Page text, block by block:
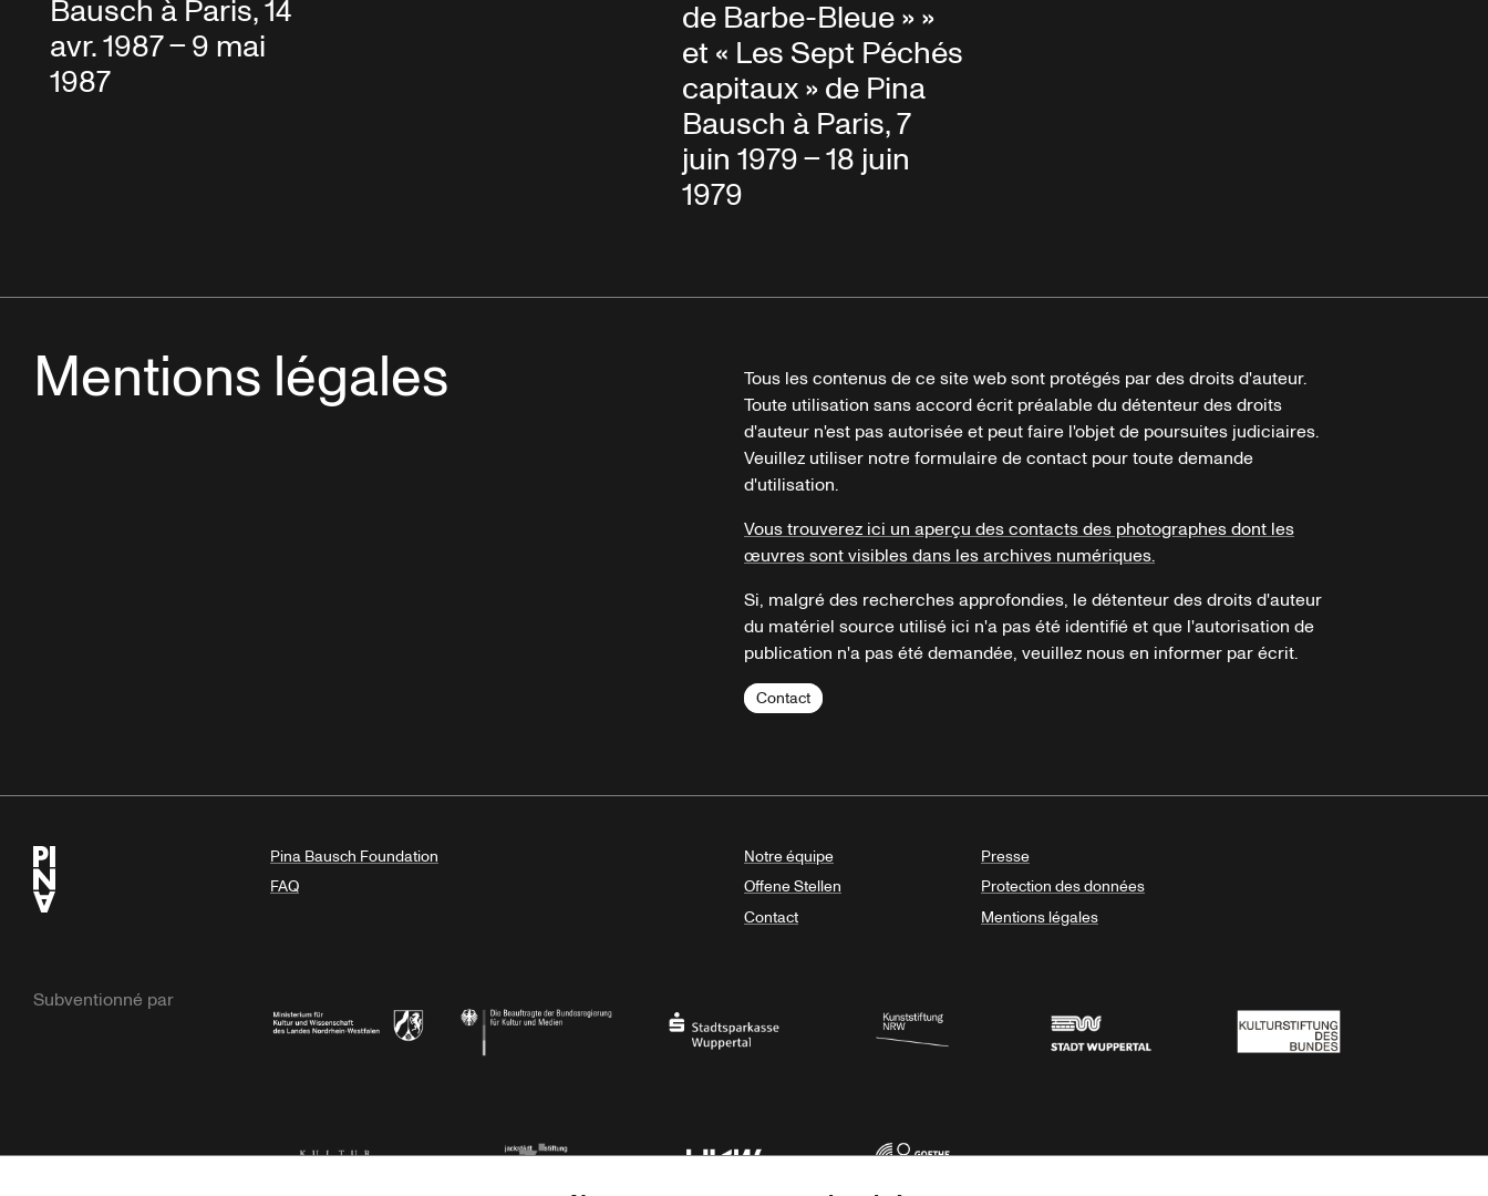
Bausch à Paris, 14
avr. 1987 – 9 mai
1987
de Barbe-Bleue » »
et « Les Sept Péchés
capitaux » de Pina
Bausch à Paris, 7
juin 1979 – 18 juin
1979
Mentions légales
Tous les contenus de ce site web sont protégés par des droits d'auteur.
Toute utilisation sans accord écrit préalable du détenteur des droits
d'auteur n'est pas autorisée et peut faire l'objet de poursuites judiciaires.
Veuillez utiliser notre formulaire de contact pour toute demande
d'utilisation.
Vous trouverez ici un aperçu des contacts des photographes dont les
œuvres sont visibles dans les archives numériques.
Si, malgré des recherches approfondies, le détenteur des droits d'auteur
du matériel source utilisé ici n'a pas été identifié et que l'autorisation de
publication n'a pas été demandée, veuillez nous en informer par écrit.
Contact
Pina Bausch Foundation
FAQ
Notre équipe
Offene Stellen
Contact
Presse
Protection des données
Mentions légales
Subventionné par